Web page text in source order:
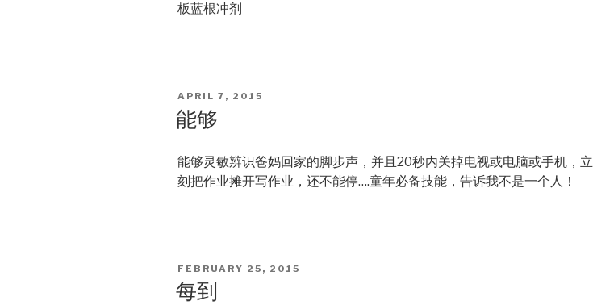
板蓝根冲剂
POSTED
ON
APRIL 7, 2015
能够
能够灵敏辨识爸妈回家的脚步声，并且20秒内关掉电视或电脑或手机，立
刻把作业摊开写作业，还不能停….童年必备技能，告诉我不是一个人！
POSTED
ON
FEBRUARY 25, 2015
每到